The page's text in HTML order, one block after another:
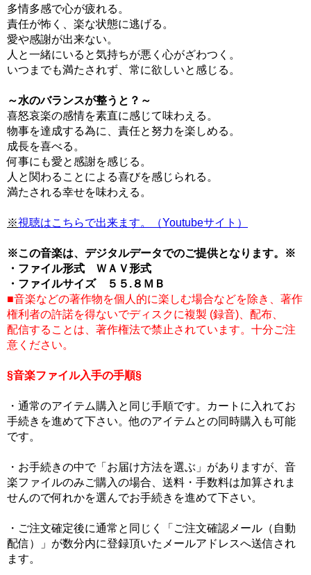
多情多感で心が疲れる。
責任が怖く、楽な状態に逃げる。
愛や感謝が出来ない。
人と一緒にいると気持ちが悪く心がざわつく。
いつまでも満たされず、常に欲しいと感じる。
～水のバランスが整うと？～
喜怒哀楽の感情を素直に感じて味わえる。
物事を達成する為に、責任と努力を楽しめる。
成長を喜べる。
何事にも愛と感謝を感じる。
人と関わることによる喜びを感じられる。
満たされる幸せを味わえる。
※視聴はこちらで出来ます。（Youtubeサイト）
※この音楽は、デジタルデータでのご提供となります。※
・ファイル形式 ＷＡＶ形式
・ファイルサイズ ５５.８ＭＢ
■音楽などの著作物を個人的に楽しむ場合などを除き、著作
権利者の許諾を得ないでディスクに複製 (録音)、配布、
配信することは、著作権法で禁止されています。十分ご注
意ください。
§音楽ファイル入手の手順§
・通常のアイテム購入と同じ手順です。カートに入れてお
手続きを進めて下さい。他のアイテムとの同時購入も可能
です。
・お手続きの中で「お届け方法を選ぶ」がありますが、音
楽ファイルのみご購入の場合、送料・手数料は加算されま
せんので何れかを選んでお手続きを進めて下さい。
・ご注文確定後に通常と同じく「ご注文確認メール（自動
配信）」が数分内に登録頂いたメールアドレスへ送信され
ます。